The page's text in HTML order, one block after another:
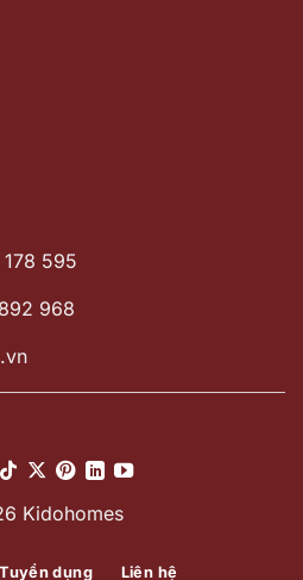
595
968
Kidohomes
Tuyển dụng Liên hệ